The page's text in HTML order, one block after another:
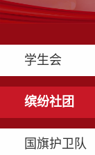
学生会
缤纷社团
国旗护卫队